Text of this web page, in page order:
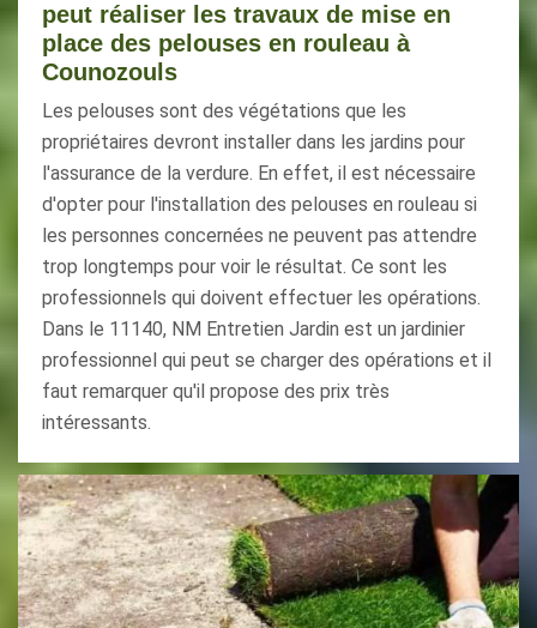
peut réaliser les travaux de mise en
place des pelouses en rouleau à
Counozouls
Les pelouses sont des végétations que les
propriétaires devront installer dans les jardins pour
l'assurance de la verdure. En effet, il est nécessaire
d'opter pour l'installation des pelouses en rouleau si
les personnes concernées ne peuvent pas attendre
trop longtemps pour voir le résultat. Ce sont les
professionnels qui doivent effectuer les opérations.
Dans le 11140, NM Entretien Jardin est un jardinier
professionnel qui peut se charger des opérations et il
faut remarquer qu'il propose des prix très
intéressants.